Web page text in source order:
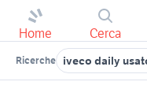
Home Cerca
Ricerche iveco daily